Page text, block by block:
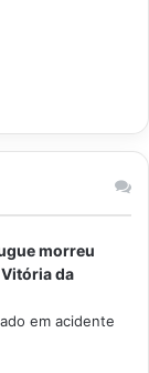
morreu
da
em acidente